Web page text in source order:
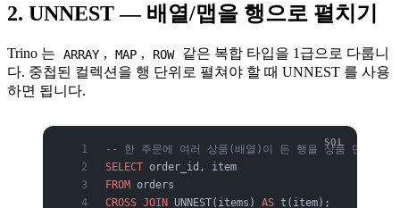
2. UNNEST — 배열/맵을 행으로 펼치기
Trino 는 ARRAY , MAP , ROW
같은 복합 타입을 1급으로 다룹니
다. 중첩된 컬렉션을 행 단위로 펼쳐야 할 때 UNNEST 를 사용
하면 됩니다.
-- 한 주문에 여러 상품(배열)이 든 행을 상품 단위 행
SELECT order_id, item
FROM orders
CROSS JOIN UNNEST(items) AS t(item);